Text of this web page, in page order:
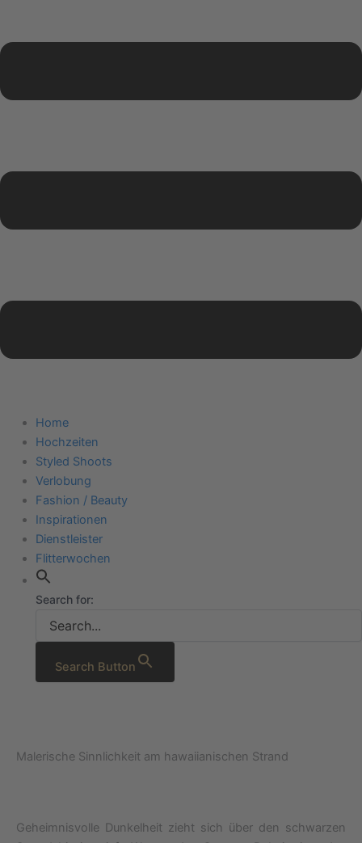
Home
Hochzeiten
Styled Shoots
Verlobung
Fashion / Beauty
Inspirationen
Dienstleister
Flitterwochen
Search for:
Search Button
Malerische Sinnlichkeit am hawaiianischen Strand
Geheimnisvolle Dunkelheit zieht sich über den schwarzen